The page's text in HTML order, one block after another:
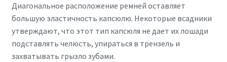
Диагональное расположение ремней оставляет
большую эластичность капсюлю. Некоторые всадники
утверждают, что этот тип капсюля не дает их лошади
подставлять челюсть, упираться в трензель и
захватывать грызло зубами.